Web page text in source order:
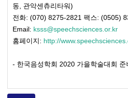
동, 관악센츄리타워)
전화: (070) 8275-2821 팩스: (0505)
Email: ksss@speechsciences.or.kr
홈페이지: http://
- 한국음성학회 2020 가을학술대회 준